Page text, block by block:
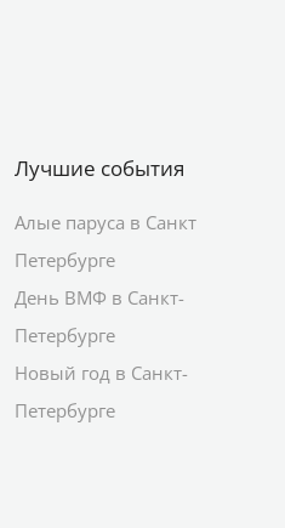
Лучшие события
Алые паруса в Санкт
Петербурге
День ВМФ в Санкт-
Петербурге
Новый год в Санкт-
Петербурге